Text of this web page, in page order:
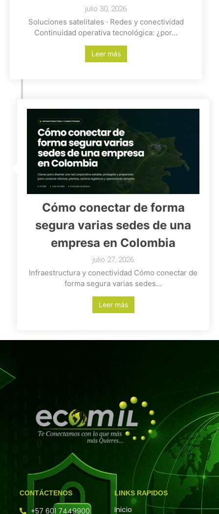
julio 30, 2026
Soluciones satelitales · Redes y conectividad
Continuidad operativa tecnológica: ¿por…
Leer más
Cómo conectar de forma
segura varias sedes de una
empresa en Colombia
julio 27, 2026
Infraestructura y conectividad Cómo conectar de
forma segura varias sedes…
Leer más
CONTÁCTENOS
+57 601 7449900
LINKS RAPIDOS
Inicio